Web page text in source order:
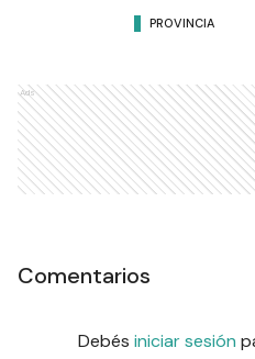
PROVINCIA
Ads
Comentarios
Debés iniciar sesión